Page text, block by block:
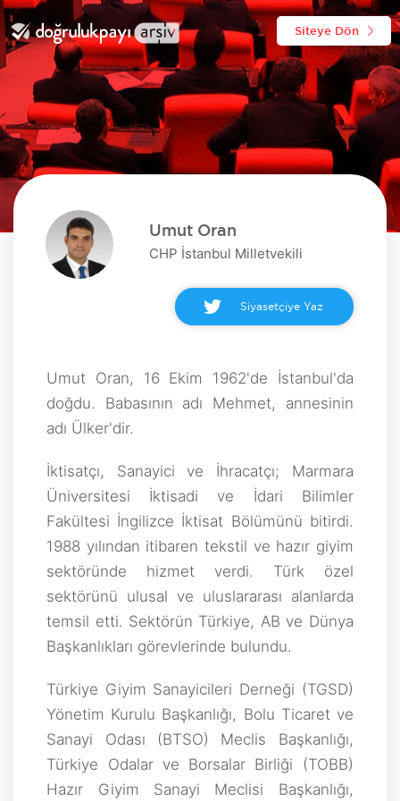
Siteye Dön
Umut Oran
CHP İstanbul Milletvekili
Siyasetçiye Yaz
Umut Oran, 16 Ekim 1962'de İstanbul'da
doğdu. Babasının adı Mehmet, annesinin
adı Ülker'dir.
İktisatçı, Sanayici ve İhracatçı; Marmara
Üniversitesi İktisadi ve İdari Bilimler
Fakültesi İngilizce İktisat Bölümünü bitirdi.
1988 yılından itibaren tekstil ve hazır giyim
sektöründe hizmet verdi. Türk özel
sektörünü ulusal ve uluslararası alanlarda
temsil etti. Sektörün Türkiye, AB ve Dünya
Başkanlıkları görevlerinde bulundu.
Türkiye Giyim Sanayicileri Derneği (TGSD)
Yönetim Kurulu Başkanlığı, Bolu Ticaret ve
Sanayi Odası (BTSO) Meclis Başkanlığı,
Türkiye Odalar ve Borsalar Birliği (TOBB)
Hazır Giyim Sanayi Meclisi Başkanlığı,